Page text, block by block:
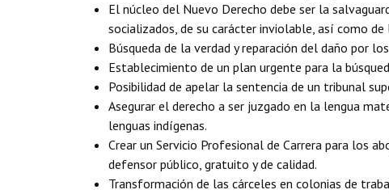
El núcleo del Nuevo Derecho debe ser la
socializados, de su carácter inviolable, así como
Búsqueda de la verdad y reparación del daño por
Establecimiento de un plan urgente para la
Posibilidad de apelar la sentencia de un tribunal
Asegurar el derecho a ser juzgado en la lengua
lenguas indígenas.
Crear un Servicio Profesional de Carrera para los
defensor público, gratuito y de calidad.
Transformación de las cárceles en colonias de